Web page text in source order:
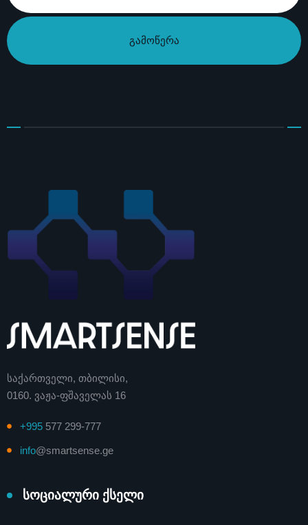
გამოწერა
საქართველი, თბილისი,
0160. ვაჟა-ფშაველას 16
+995 577 299-777
info@smartsense.ge
სოციალური ქსელი